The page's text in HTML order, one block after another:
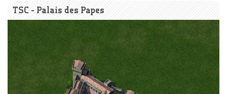
TSC - Palais des Papes